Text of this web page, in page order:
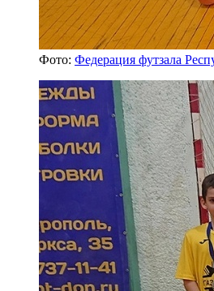
Фото: Федерация футзала